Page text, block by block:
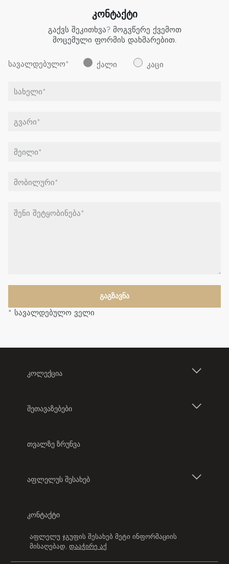
ᲙᲝᲜᲢᲐᲥᲢᲘ
Გაქვს Შეკითხვა?Მოგვწერე Ქვემოთ
Მოცემული Ფორმის Დახმარებით.
სავალდებულო* ქალი კაცი
* სავალდებულო ველი
ᲙᲝᲚᲔᲥᲪᲘᲐ
კონტაქტური ლინზები
ᲨᲔᲗᲐᲕᲐᲖᲔᲑᲔᲑᲘ
ᲗᲕᲐᲚᲖᲔ ᲖᲠᲣᲜᲕᲐ
ᲐᲤᲚᲔᲚᲣᲡ ᲨᲔᲡᲐᲮᲔᲑ
აფლელუ საქართველოში
ᲙᲝᲜᲢᲐᲥᲢᲘ
აფლელუ ჯგუფის შესახებ მეტი ინფორმაციის
მისაღებად,დააჭირე აქ